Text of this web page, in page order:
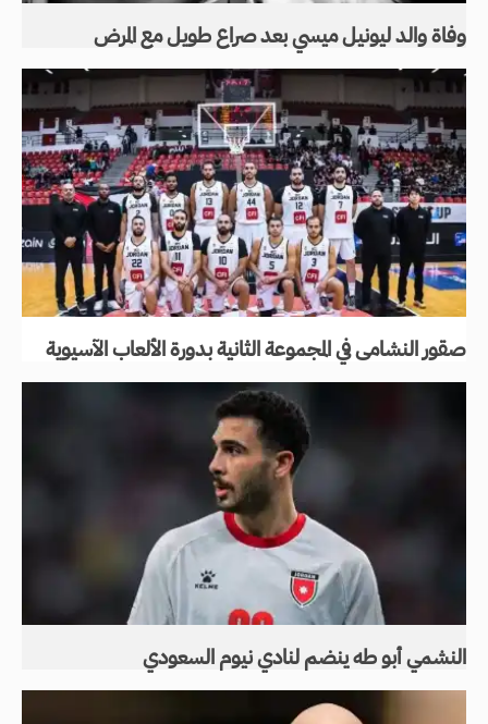
وفاة والد ليونيل ميسي بعد صراع طويل مع المرض
صقور النشامى في المجموعة الثانية بدورة الألعاب الآسيوية
النشمي أبو طه ينضم لنادي نيوم السعودي